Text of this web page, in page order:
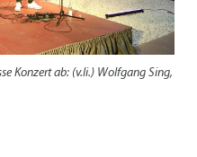
Konzert ab: (v.li.) Wolfgang Sing,